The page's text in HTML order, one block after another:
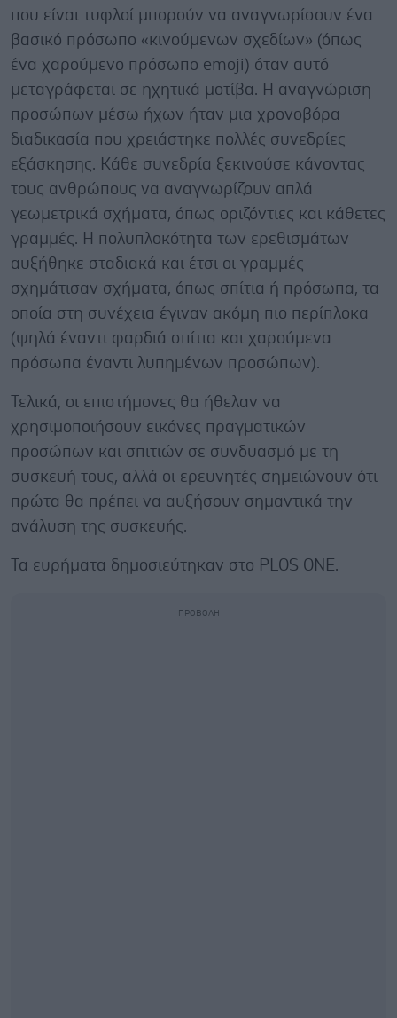
που είναι τυφλοί μπορούν να αναγνωρίσουν ένα
βασικό πρόσωπο «κινούμενων σχεδίων» (όπως
ένα χαρούμενο πρόσωπο emoji) όταν αυτό
μεταγράφεται σε ηχητικά μοτίβα. Η αναγνώριση
προσώπων μέσω ήχων ήταν μια χρονοβόρα
διαδικασία που χρειάστηκε πολλές συνεδρίες
εξάσκησης. Κάθε συνεδρία ξεκινούσε κάνοντας
τους ανθρώπους να αναγνωρίζουν απλά
γεωμετρικά σχήματα, όπως οριζόντιες και κάθετες
γραμμές. Η πολυπλοκότητα των ερεθισμάτων
αυξήθηκε σταδιακά και έτσι οι γραμμές
σχημάτισαν σχήματα, όπως σπίτια ή πρόσωπα, τα
οποία στη συνέχεια έγιναν ακόμη πιο περίπλοκα
(ψηλά έναντι φαρδιά σπίτια και χαρούμενα
πρόσωπα έναντι λυπημένων προσώπων).
Τελικά, οι επιστήμονες θα ήθελαν να
χρησιμοποιήσουν εικόνες πραγματικών
προσώπων και σπιτιών σε συνδυασμό με τη
συσκευή τους, αλλά οι ερευνητές σημειώνουν ότι
πρώτα θα πρέπει να αυξήσουν σημαντικά την
ανάλυση της συσκευής.
Τα ευρήματα δημοσιεύτηκαν στο PLOS ONE.